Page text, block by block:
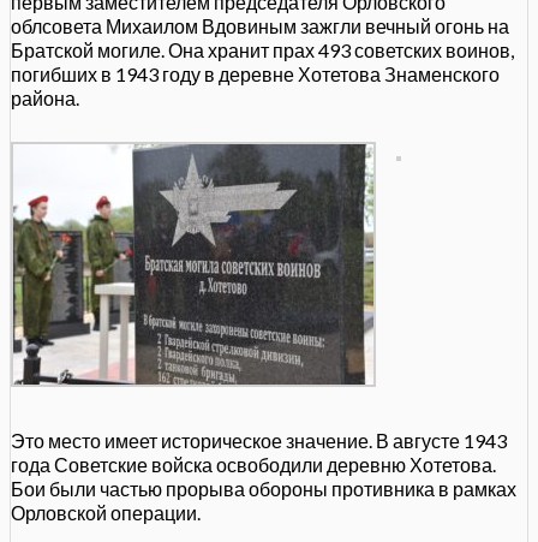
облсовета Михаилом Вдовиным зажгли вечный огонь на
Братской могиле. Она хранит прах 493 советских воинов,
погибших в 1943 году в деревне Хотетова Знаменского
района.
Это место имеет историческое значение. В августе 1943
года Советские войска освободили деревню Хотетова.
Бои были частью прорыва обороны противника в рамках
Орловской операции.